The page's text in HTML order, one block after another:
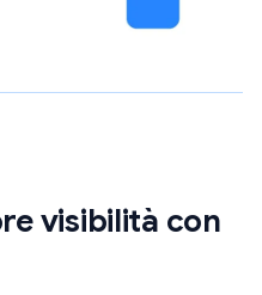
visibilità con